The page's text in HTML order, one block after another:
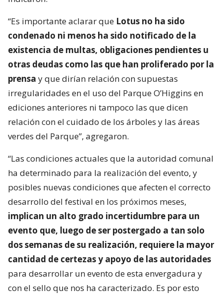
“Es importante aclarar que Lotus no ha sido
condenado ni menos ha sido notificado de la
existencia de multas, obligaciones pendientes u
otras deudas como las que han proliferado por la
prensa y que dirían relación con supuestas
irregularidades en el uso del Parque O’Higgins en
ediciones anteriores ni tampoco las que dicen
relación con el cuidado de los árboles y las áreas
verdes del Parque”, agregaron.
“Las condiciones actuales que la autoridad comunal
ha determinado para la realización del evento, y
posibles nuevas condiciones que afecten el correcto
desarrollo del festival en los próximos meses,
implican un alto grado incertidumbre para un
evento que, luego de ser postergado a tan solo
dos semanas de su realización, requiere la mayor
cantidad de certezas y apoyo de las autoridades
para desarrollar un evento de esta envergadura y
con el sello que nos ha caracterizado. Es por esto